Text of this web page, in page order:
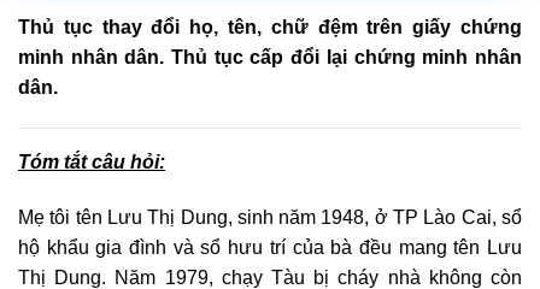
Thủ tục thay đổi họ, tên, chữ đệm trên giấy chứng
minh nhân dân. Thủ tục cấp đổi lại chứng minh nhân
dân.
Tóm tắt câu hỏi:
Mẹ tôi tên Lưu Thị Dung, sinh năm 1948, ở TP Lào Cai, sổ
hộ khẩu gia đình và sổ hưu trí của bà đều mang tên Lưu
Thị Dung. Năm 1979, chạy Tàu bị cháy nhà không còn